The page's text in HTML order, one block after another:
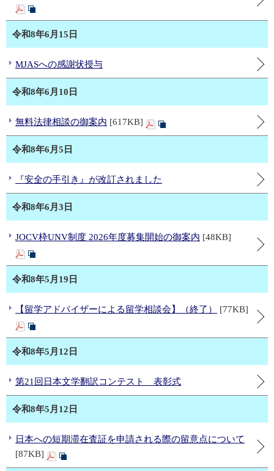
令和8年6月15日
MJASへの感謝状授与
令和8年6月10日
無料法律相談の御案内 [617KB]
令和8年6月5日
『安全の手引き』が改訂されました
令和8年6月3日
JOCV枠UNV制度 2026年度募集開始の御案内 [48KB]
令和8年5月19日
【留学アドバイザーによる留学相談会】（終了） [77KB]
令和8年5月12日
第21回日本文学翻訳コンテスト 表彰式
令和8年5月12日
日本への短期滞在査証を申請される際の留意点について
[87KB]